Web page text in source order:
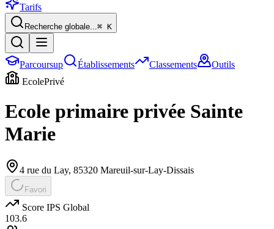
Tarifs
Recherche globale...⌘ K
Parcoursup Établissements Classements
Outils
EcolePrivé
Ecole primaire privée Sainte
Marie
4 rue du Lay, 85320 Mareuil-sur-Lay-Dissais
Favori
Score IPS Global
103.6